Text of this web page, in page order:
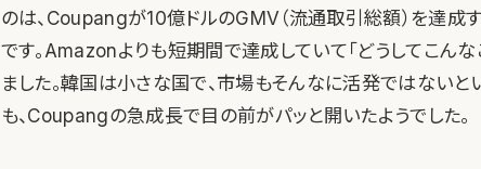
のは、Coupangが10億ドルのGMV（流通取引総額）を達成
です。Amazonよりも短期間で達成していて「どうしてこんな
ました。韓国は小さな国で、市場もそんなに活発ではないと
も、Coupangの急成長で目の前がパッと開いたようでした。